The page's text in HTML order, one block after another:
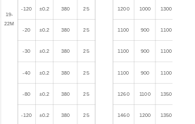
19-
22M
-120 ±0.2 380 25 1200 1000 1300
-20 ±0.2 380 25 1100 900 1100
-30 ±0.2 380 25 1100 900 1100
-40 ±0.2 380 25 1100 900 1100
-80 ±0.2 380 25 1260 1100 1350
-120 ±0.2 380 25 1460 1200 1350